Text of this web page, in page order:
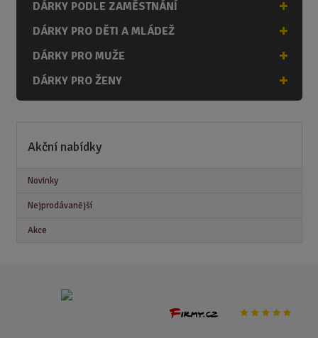
DÁRKY PODLE ZAMĚSTNÁNÍ
DÁRKY PRO DĚTI A MLÁDEŽ
DÁRKY PRO MUŽE
DÁRKY PRO ŽENY
Akční nabídky
Novinky
Nejprodávanější
Akce